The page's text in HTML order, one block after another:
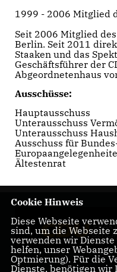
1999 - 2006 Mitglied
Seit 2006 Mitglied
Berlin. Seit 2011
Staaken und das
Geschäftsführer der
Abgeordnetenhaus
Ausschüsse:
Hauptausschuss
Unterausschuss
Unterausschuss
Ausschuss für
Ältestenrat
Cookie Hinweis
Diese Webseite
sind, um die Webseite
verwenden wir
helfen, unser
Optmierung). Für die
Dienste, benötigen